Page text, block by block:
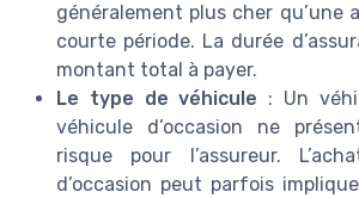
généralement plus cher qu’une
courte période. La durée
montant total à payer.
Le type de véhicule : Un
véhicule d’occasion ne
risque pour l’assureur.
d’occasion peut parfois